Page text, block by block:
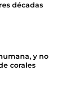
décadas
y no
corales